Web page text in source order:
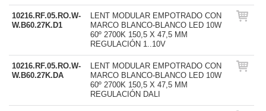
10216.RF.05.RO.W-
W.B60.27K.D1
LENT MODULAR EMPOTRADO CON
MARCO BLANCO-BLANCO LED 10W
60º 2700K 150,5 X 47,5 MM
REGULACIÓN 1..10V
10216.RF.05.RO.W-
W.B60.27K.DA
LENT MODULAR EMPOTRADO CON
MARCO BLANCO-BLANCO LED 10W
60º 2700K 150,5 X 47,5 MM
REGULACIÓN DALI